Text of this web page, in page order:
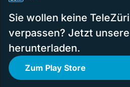
Sie wollen keine
verpassen? Jetzt
herunterladen.
Zum Play Store